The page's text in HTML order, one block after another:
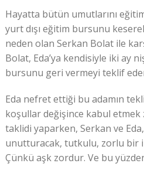
Hayatta bütün umutlarını
yurt dışı eğitim bursunu
neden olan Serkan Bolat ile
Bolat, Eda’ya kendisiyle iki ay
bursunu geri vermeyi teklif
Eda nefret ettiği bu adamın
koşullar değişince kabul etmek
taklidi yaparken, Serkan ve
unutturacak, tutkulu, zorlu bir
Çünkü aşk zordur. Ve bu